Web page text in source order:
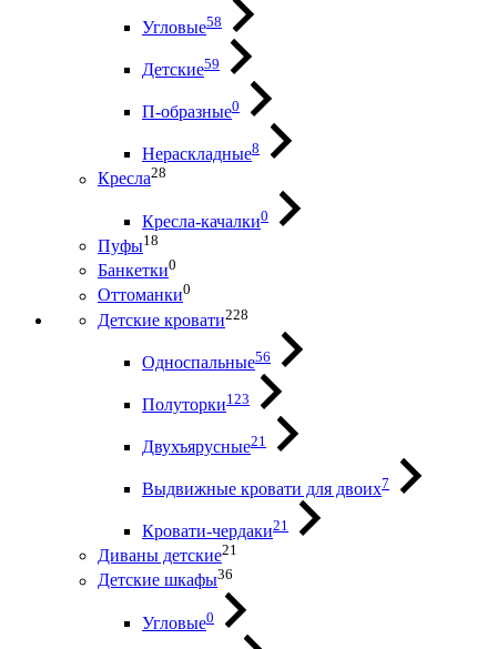
Угловые58
Детские59
П-образные0
Нераскладные8
Кресла28
Кресла-качалки0
Пуфы18
Банкетки0
Оттоманки0
Детские кровати228
Односпальные56
Полуторки123
Двухъярусные21
Выдвижные кровати для двоих7
Кровати-чердаки21
Диваны детские21
Детские шкафы36
Угловые0